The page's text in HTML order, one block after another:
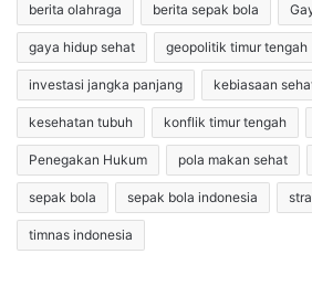
berita olahraga berita sepak bola
gaya hidup sehat geopolitik timur tengah
investasi jangka panjang kebiasaan
kesehatan tubuh konflik timur tengah
Penegakan Hukum pola makan sehat
sepak bola sepak bola indonesia
timnas indonesia